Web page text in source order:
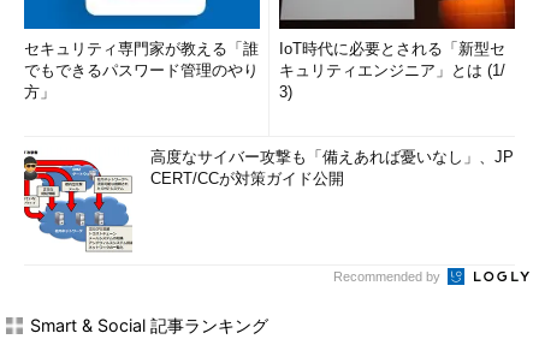
セキュリティ専門家が教える「誰
でもできるパスワード管理のやり
方」
IoT時代に必要とされる「新型セ
キュリティエンジニア」とは (1/
3)
高度なサイバー攻撃も「備えあれば憂いなし」、JP
CERT/CCが対策ガイド公開
Recommended by
Smart & Social 記事ランキング